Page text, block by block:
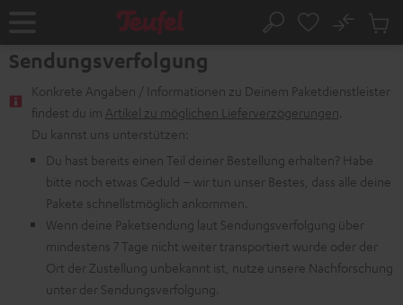
Startseite Suche
No
Sendungsverfolgung
Konkrete Angaben / Informationen zu Deinem Paketdienstleister
findest du im Artikel zu möglichen Lieferverzögerungen
Du kannst uns unterstützen:
Du hast bereits einen Teil deiner Bestellung erhalten? Habe
bitte noch etwas Geduld – wir tun unser Bestes, dass alle deine
Pakete schnellstmöglich ankommen.
Wenn deine Paketsendung laut Sendungsverfolgung über
mindestens 7 Tage nicht weiter transportiert wurde oder der
Ort der Zustellung unbekannt ist, nutze unsere Nachforschung
unter der Sendungsverfolgung.